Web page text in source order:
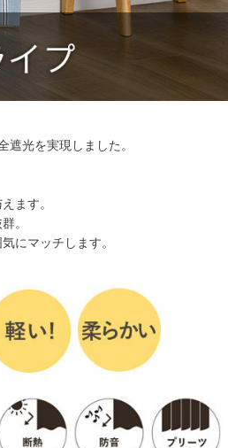
光を実現しました。
ます。
。
にマッチします。